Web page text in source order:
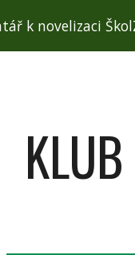
main content
k novelizaci